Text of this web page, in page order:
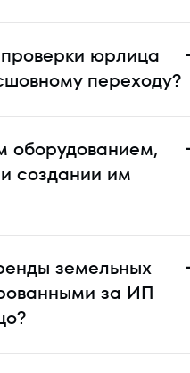
проверки юрлица
переходу?
оборудованием,
создании им
земельных
за ИП